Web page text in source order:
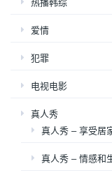
热播韩综
爱情
犯罪
电视电影
真人秀
真人秀 – 享受居
真人秀 – 情感和